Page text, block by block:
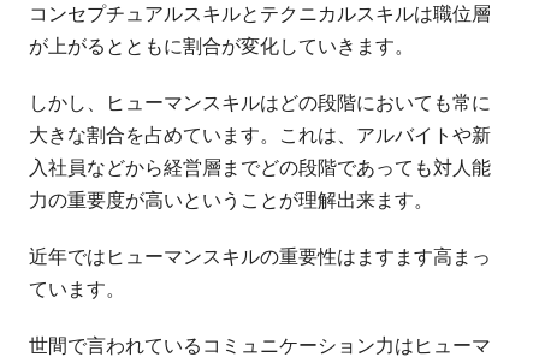
コンセプチュアルスキルとテクニカルスキルは職位層
が上がるとともに割合が変化していきます。
しかし、ヒューマンスキルはどの段階においても常に
大きな割合を占めています。これは、アルバイトや新
入社員などから経営層までどの段階であっても対人能
力の重要度が高いということが理解出来ます。
近年ではヒューマンスキルの重要性はますます高まっ
ています。
世間で言われているコミュニケーション力はヒューマ